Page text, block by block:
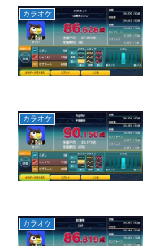
カラオケ
カラオケ
カラオケ